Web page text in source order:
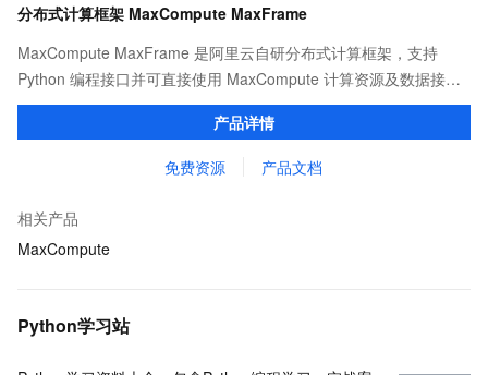
分布式计算框架 MaxCompute MaxFrame
MaxCompute MaxFrame 是阿里云自研分布式计算框架，支持
Python 编程接口并可直接使用 MaxCompute 计算资源及数据接
口，与 MaxCompute Notebook、镜像管理等功能共同构成
MaxCompute 完整 Python 开发生态。
产品详情
免费资源 产品文档
相关产品
MaxCompute
Python学习站